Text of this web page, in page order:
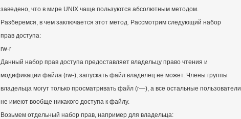
заведено, что в мире UNIX чаще пользуются абсолютным методом.
Разберемся, в чем заключается этот метод. Рассмотрим следующий набор
прав доступа:
rw-r
Данный набор прав доступа предоставляет владельцу право чтения и
модификации файла (rw-), запускать файл владелец не может. Члены группы
владельца могут только просматривать файл (г—), а все остальные пользователи
не имеют вообще никакого доступа к файлу.
Возьмем отдельный набор прав, например для владельца: